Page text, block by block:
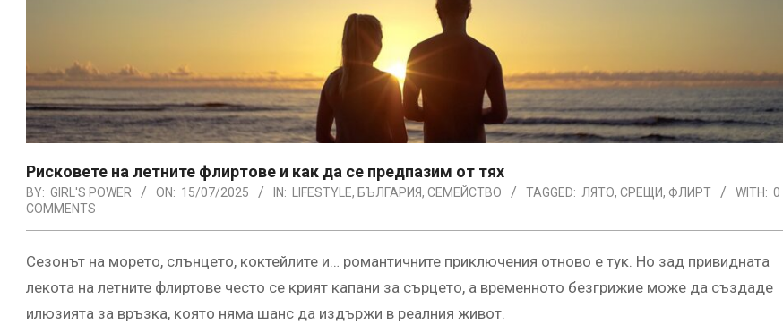
Рисковете на летните флиртове и как да се предпазим от тях
BY: GIRL'S POWER ON: 15/07/2025 IN: LIFESTYLE, БЪЛГАРИЯ, СЕМЕЙСТВО TAGGED: ЛЯТО, СРЕЩИ, ФЛИРТ WITH: 0
COMMENTS
Сезонът на морето, слънцето, коктейлите и… романтичните приключения отново е тук. Но зад привидната
лекота на летните флиртове често се крият капани за сърцето, а временното безгрижие може да създаде
илюзията за връзка, която няма шанс да издържи в реалния живот.